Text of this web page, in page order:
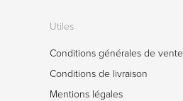
Utiles
Conditions générales de vente
Conditions de livraison
Mentions légales